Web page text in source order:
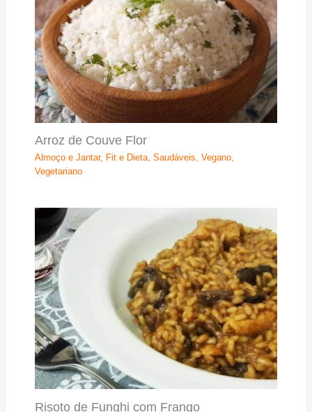
Arroz de Couve Flor
Almoço e Jantar, Fit e Dieta, Saudáveis, Vegano,
Vegetariano
Risoto de Funghi com Frango